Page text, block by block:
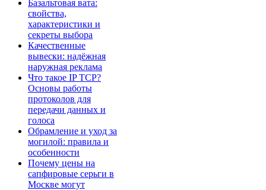
Базальтовая вата:
свойства,
характеристики и
секреты выбора
Качественные
вывески: надёжная
наружная реклама
Что такое IP TCP?
Основы работы
протоколов для
передачи данных и
голоса
Обрамление и уход за
могилой: правила и
особенности
Почему цены на
сапфировые серьги в
Москве могут